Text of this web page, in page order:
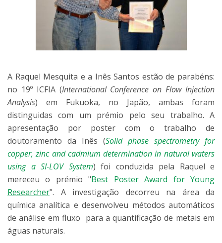
A Raquel Mesquita e a Inês Santos estão de parabéns:
no 19º ICFIA (International Conference on Flow Injection
Analysis) em Fukuoka, no Japão, ambas foram
distinguidas com um prémio pelo seu trabalho. A
apresentação por poster com o trabalho de
doutoramento da Inês (Solid phase spectrometry for
copper, zinc and cadmium determination in natural waters
using a SI-LOV System) foi conduzida pela Raquel e
mereceu o prémio "Best Poster Award for Young
Researcher". A investigação decorreu na área da
química analítica e desenvolveu métodos automáticos
de análise em fluxo para a quantificação de metais em
águas naturais.